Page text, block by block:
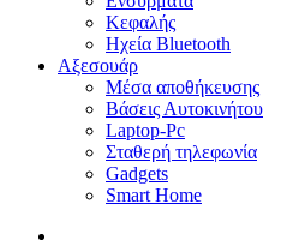
Κεφαλής
Ηχεία Bluetooth
Αξεσουάρ
Μέσα αποθήκευσης
Βάσεις Αυτοκινήτου
Laptop-Pc
Σταθερή τηλεφωνία
Gadgets
Smart Home